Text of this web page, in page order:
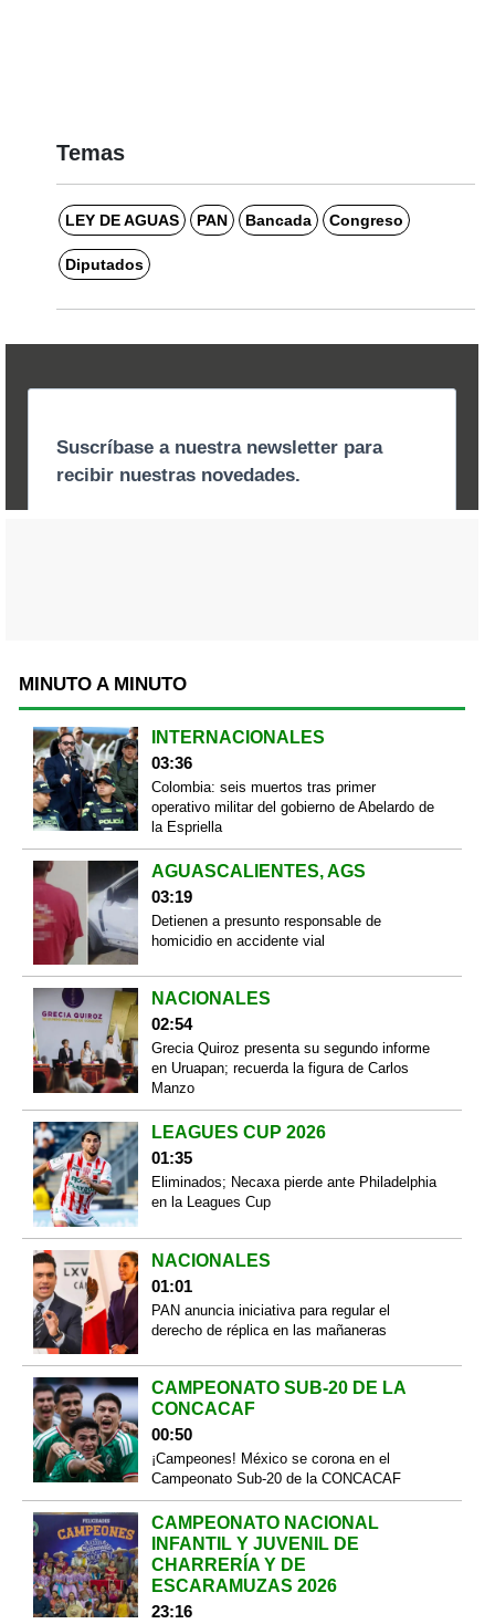
Temas
LEY DE AGUAS PAN Bancada Congreso
Diputados
MINUTO A MINUTO
INTERNACIONALES
03:36
Colombia: seis muertos tras primer
operativo militar del gobierno de Abelardo de
la Espriella
AGUASCALIENTES, AGS
03:19
Detienen a presunto responsable de
homicidio en accidente vial
NACIONALES
02:54
Grecia Quiroz presenta su segundo informe
en Uruapan; recuerda la figura de Carlos
Manzo
LEAGUES CUP 2026
01:35
Eliminados; Necaxa pierde ante Philadelphia
en la Leagues Cup
NACIONALES
01:01
PAN anuncia iniciativa para regular el
derecho de réplica en las mañaneras
CAMPEONATO SUB-20 DE LA
CONCACAF
00:50
¡Campeones! México se corona en el
Campeonato Sub-20 de la CONCACAF
CAMPEONATO NACIONAL
INFANTIL Y JUVENIL DE
CHARRERÍA Y DE
ESCARAMUZAS 2026
23:16